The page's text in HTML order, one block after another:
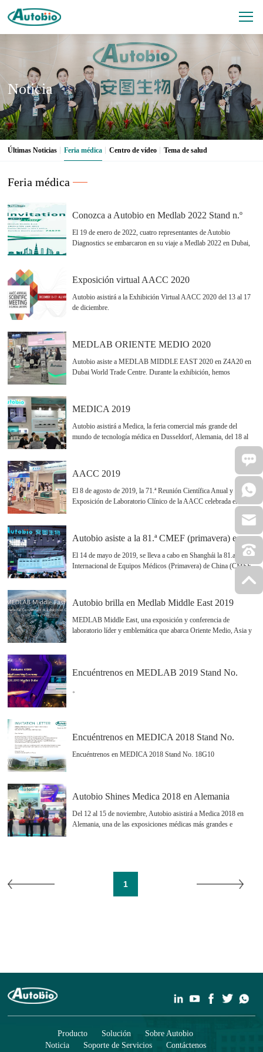
Noticia
Últimas Noticias Feria médica Centro de vídeo Tema de salud
Feria médica
Conozca a Autobio en Medlab 2022 Stand n.º
El 19 de enero de 2022, cuatro representantes de Autobio
Diagnostics se embarcaron en su viaje a Medlab 2022 en Dubai,
durante los grandes eventos en el stand #Z4A20.
Exposición virtual AACC 2020
Autobio asistirá a la Exhibición Virtual AACC 2020 del 13 al 17
de diciembre.
MEDLAB ORIENTE MEDIO 2020
Autobio asiste a MEDLAB MIDDLE EAST 2020 en Z4A20 en
Dubai World Trade Centre. Durante la exhibición, hemos
microbiana de espectrometría de masas automatizado: Autof MS
1000 y el sistema de cultivo de sangre automatizado: BC120.
MEDICA 2019
Autobio asistirá a Medica, la feria comercial más grande del
mundo de tecnología médica en Dusseldorf, Alemania, del 18 al
AACC 2019
El 8 de agosto de 2019, la 71.ª Reunión Científica Anual y
Exposición de Laboratorio Clínico de la AACC celebrada en el
finalizó perfectamente. Como el mayor evento anual con la más
alta calidad en el campo del examen clínico global, la AACC
atrajo a casi 20 000 expertos en el campo del laboratorio clínico y
más de 800 expositores de todo el mundo.
Autobio asiste a la 81.ª CMEF (primavera) en
El 14 de mayo de 2019, se lleva a cabo en Shanghái la 81.a Feria
Internacional de Equipos Médicos (Primavera) de China (CMEF,
por sus siglas en inglés), la mayor feria de dispositivos médicos.
futuro", principalmente sobre cómo reconstruir el diseño
ecológico de una gran salud con la ayuda de tecnología médica
inteligente con más de 4200 expositores de más de 100 países de
todo el mundo.Durante la exposición.
Autobio brilla en Medlab Middle East 2019
MEDLAB Middle East, una exposición y conferencia de
laboratorio líder y emblemática que abarca Oriente Medio, Asia y
oportunidad para aprender, conocer y establecer contactos con los
líderes y profesionales de la industria cada año.
Encuéntrenos en MEDLAB 2019 Stand No.
。
Encuéntrenos en MEDICA 2018 Stand No.
Encuéntrenos en MEDICA 2018 Stand No. 18G10
Autobio Shines Medica 2018 en Alemania
Del 12 al 15 de noviembre, Autobio asistirá a Medica 2018 en
Alemania, una de las exposiciones médicas más grandes e
1
Producto Solución
Sobre Autobio
Noticia
Soporte de Servicios Contáctenos